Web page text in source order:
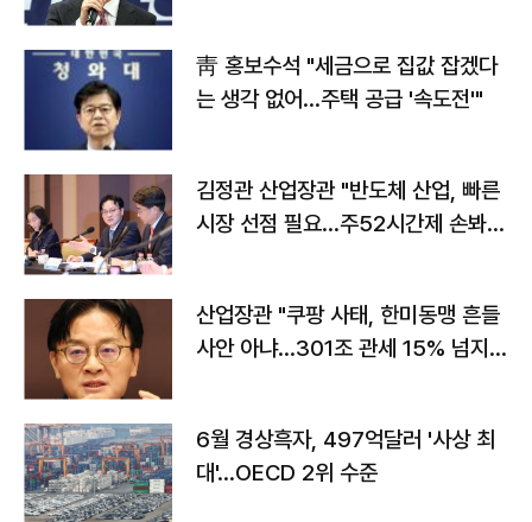
靑 홍보수석 "세금으로 집값 잡겠다
는 생각 없어…주택 공급 '속도전'"
김정관 산업장관 "반도체 산업, 빠른
시장 선점 필요…주52시간제 손봐
산업장관 "쿠팡 사태, 한미동맹 흔들
사안 아냐…301조 관세 15% 넘지
6월 경상흑자, 497억달러 '사상 최
대'…OECD 2위 수준